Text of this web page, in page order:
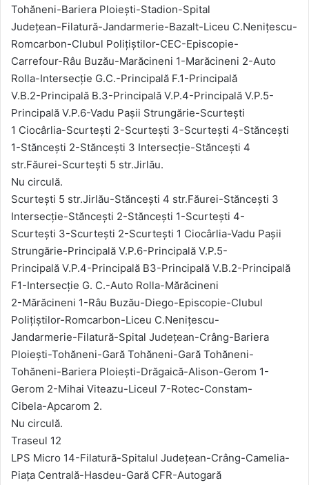
Tohăneni-Bariera Ploiești-Stadion-Spital
Județean-Filatură-Jandarmerie-Bazalt-Liceu C.Nenițescu-
Romcarbon-Clubul Polițiștilor-CEC-Episcopie-
Carrefour-Râu Buzău-Marăcineni 1-Marăcineni 2-Auto
Rolla-Intersecție G.C.-Principală F.1-Principală
V.B.2-Principală B.3-Principală V.P.4-Principală V.P.5-
Principală V.P.6-Vadu Pașii Strungărie-Scurtești
1 Ciocârlia-Scurtești 2-Scurtești 3-Scurtești 4-Stăncești
1-Stăncești 2-Stăncești 3 Intersecție-Stăncești 4
str.Făurei-Scurtești 5 str.Jirlău.
Nu circulă.
Scurtești 5 str.Jirlău-Stăncești 4 str.Făurei-Stăncești 3
Intersecție-Stăncești 2-Stăncești 1-Scurtești 4-
Scurtești 3-Scurtești 2-Scurtești 1 Ciocârlia-Vadu Pașii
Strungărie-Principală V.P.6-Principală V.P.5-
Principală V.P.4-Principală B3-Principală V.B.2-Principală
F1-Intersecție G. C.-Auto Rolla-Mărăcineni
2-Mărăcineni 1-Râu Buzău-Diego-Episcopie-Clubul
Polițiștilor-Romcarbon-Liceu C.Nenițescu-
Jandarmerie-Filatură-Spital Județean-Crâng-Bariera
Ploiești-Tohăneni-Gară Tohăneni-Gară Tohăneni-
Tohăneni-Bariera Ploiești-Drăgaică-Alison-Gerom 1-
Gerom 2-Mihai Viteazu-Liceul 7-Rotec-Constam-
Cibela-Apcarom 2.
Nu circulă.
Traseul 12
LPS Micro 14-Filatură-Spitalul Judeţean-Crâng-Camelia-
Piaţa Centrală-Hasdeu-Gară CFR-Autogară